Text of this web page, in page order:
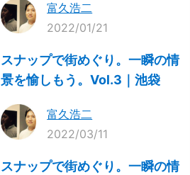
富久浩二
2022/01/21
スナップで街めぐり。一瞬の情
景を愉しもう。Vol.3｜池袋
富久浩二
2022/03/11
スナップで街めぐり。一瞬の情